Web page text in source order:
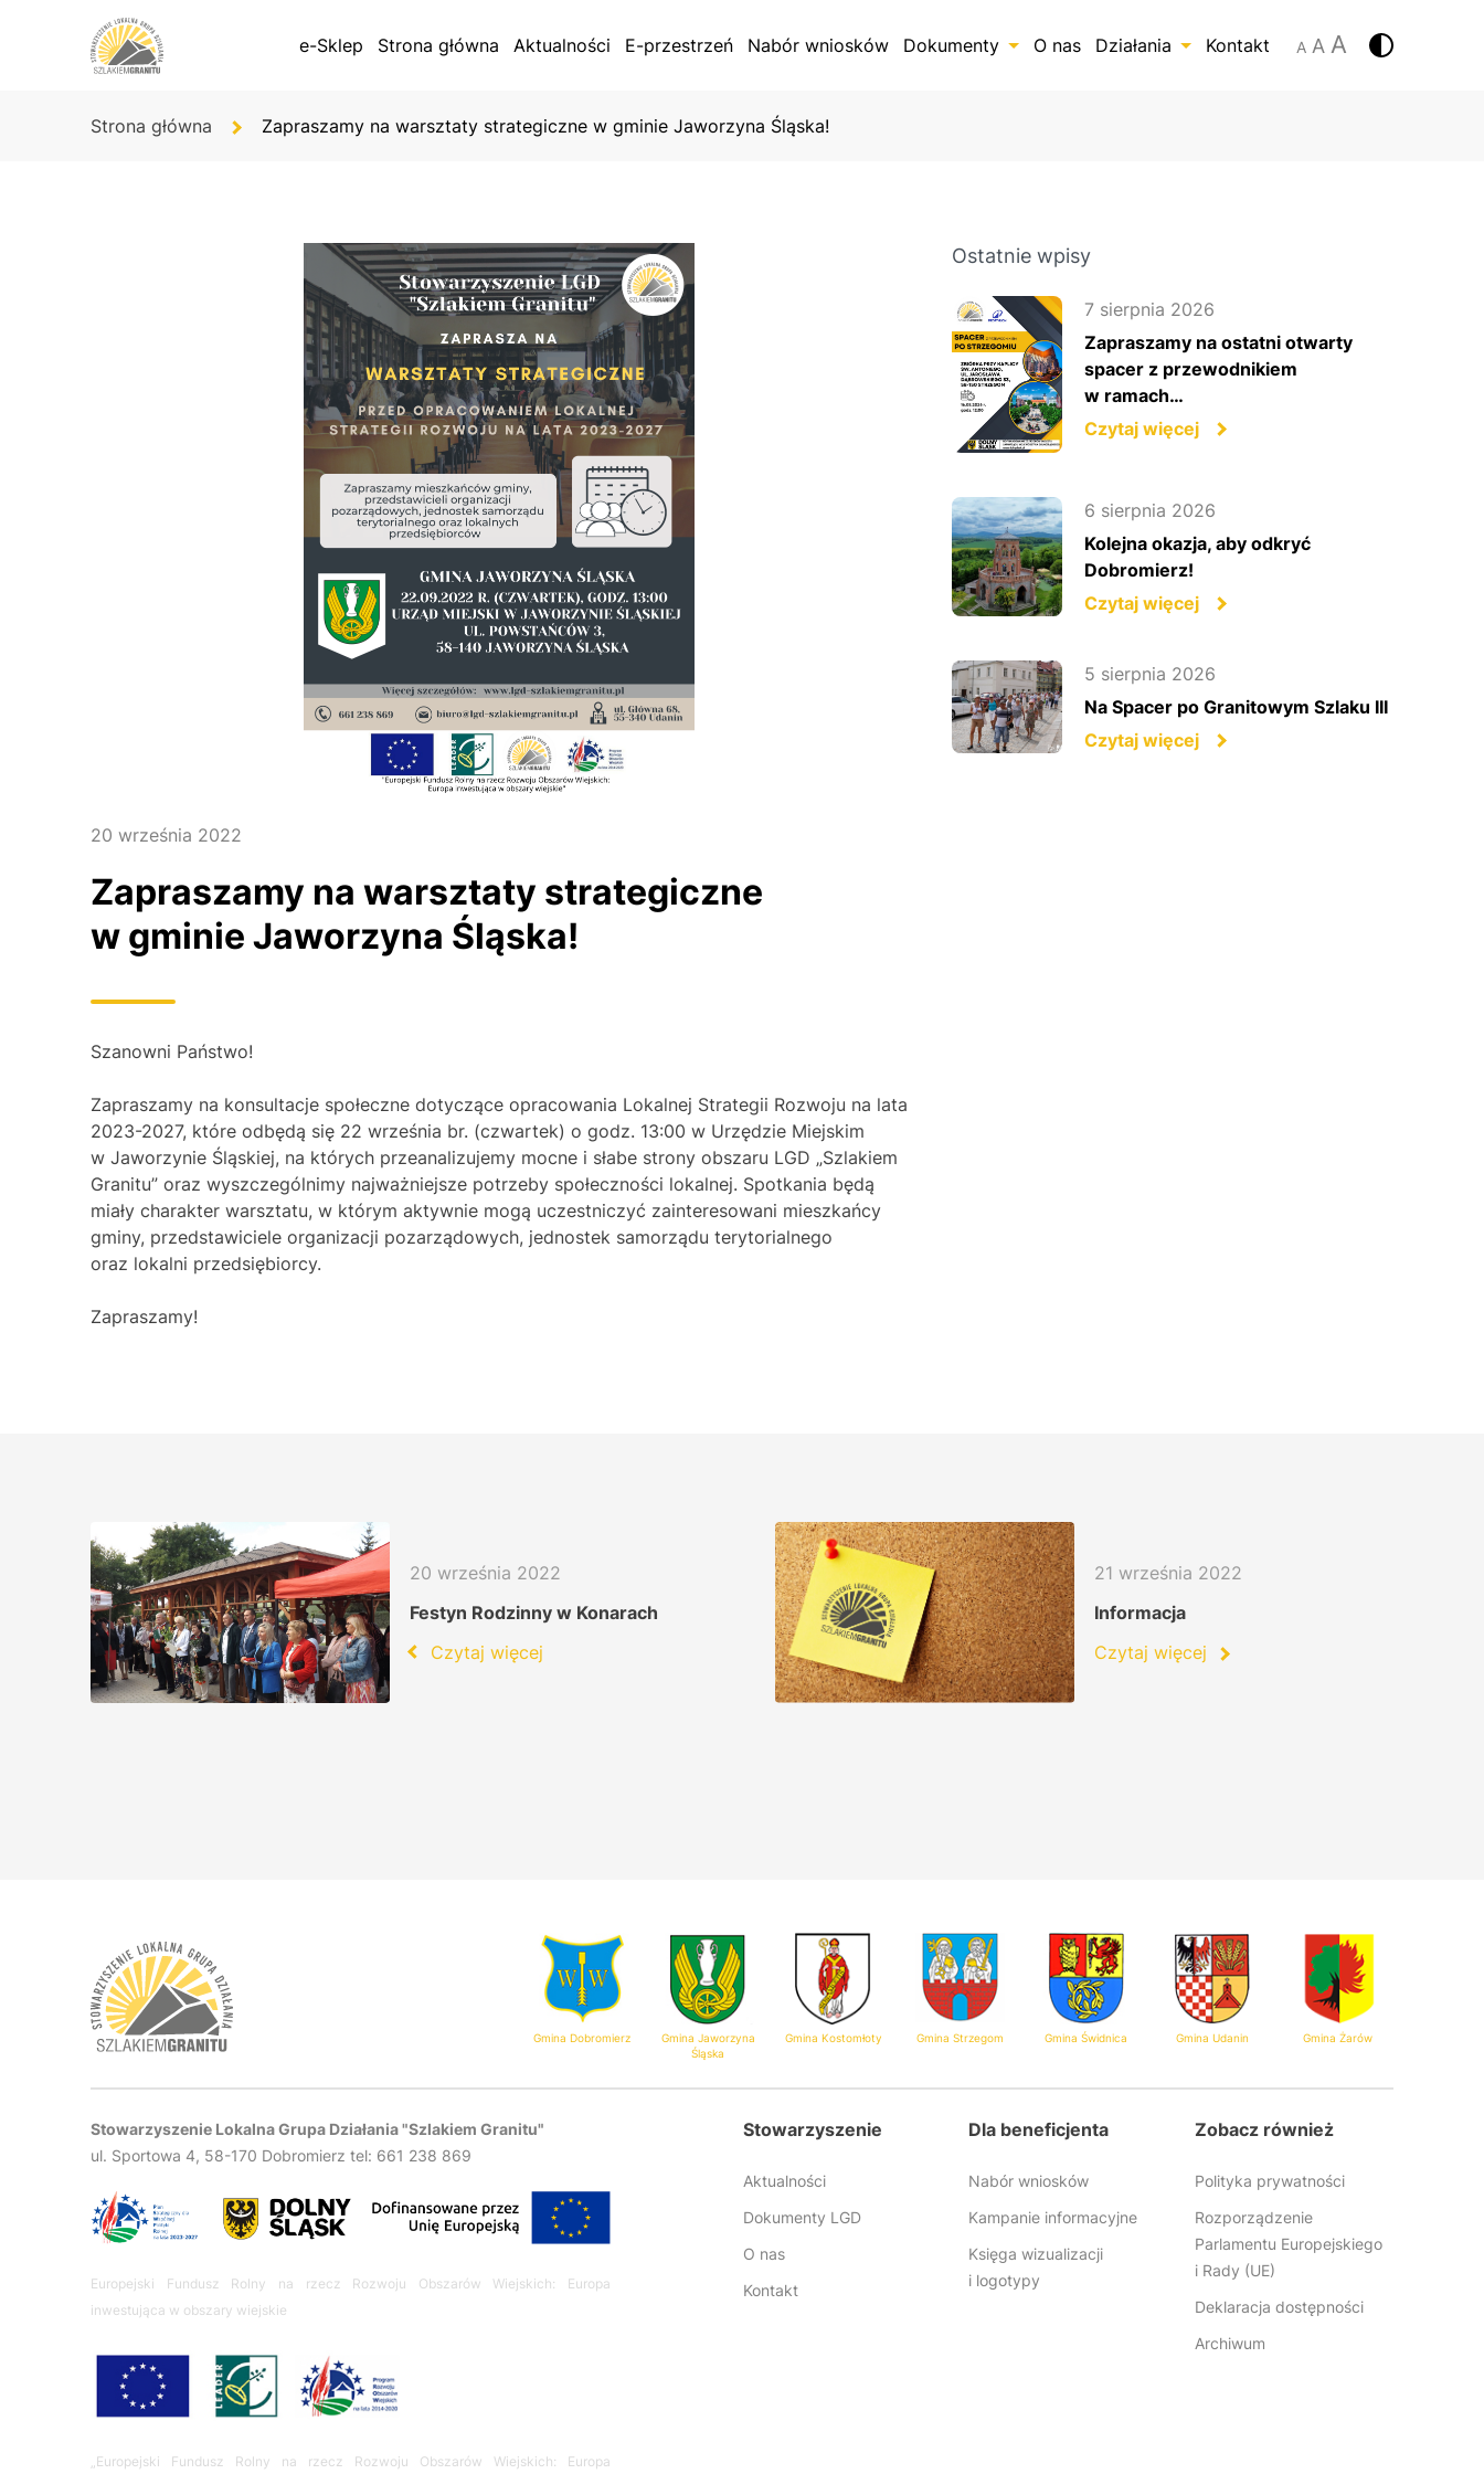
e-Sklep Strona główna Aktualności E-przestrzeń Nabór wniosków Dokumenty
Księga wizualizacji
Ewaluacja
O nas Działania Kontakt A A A
Strona główna Zapraszamy na warsztaty strategiczne w gminie Jaworzyna Śląska!
20 września 2022
Zapraszamy na warsztaty strategiczne
w gminie Jaworzyna Śląska!
Szanowni Państwo!
Zapraszamy na konsultacje społeczne dotyczące opracowania Lokalnej Strategii Rozwoju na lata
2023-2027, które odbędą się 22 września br. (czwartek) o godz. 13:00 w Urzędzie Miejskim
w Jaworzynie Śląskiej, na których przeanalizujemy mocne i słabe strony obszaru LGD „Szlakiem
Granitu” oraz wyszczególnimy najważniejsze potrzeby społeczności lokalnej. Spotkania będą
miały charakter warsztatu, w którym aktywnie mogą uczestniczyć zainteresowani mieszkańcy
gminy, przedstawiciele organizacji pozarządowych, jednostek samorządu terytorialnego
oraz lokalni przedsiębiorcy.
Zapraszamy!
Ostatnie wpisy
7 sierpnia 2026
Zapraszamy na ostatni otwarty
spacer z przewodnikiem
w ramach…
Czytaj więcej
6 sierpnia 2026
Kolejna okazja, aby odkryć
Dobromierz!
Czytaj więcej
5 sierpnia 2026
Na Spacer po Granitowym Szlaku III
Czytaj więcej
20 września 2022
Festyn Rodzinny w Konarach
Czytaj więcej
21 września 2022
Informacja
Czytaj więcej
Gmina Dobromierz
Gmina Jaworzyna
Śląska
Gmina Kostomłoty Gmina Strzegom Gmina Świdnica Gmina Udanin Gmina Żarów
Stowarzyszenie Lokalna Grupa Działania "Szlakiem Granitu"
ul. Sportowa 4, 58-170 Dobromierz tel: 661 238 869
Europejski Fundusz Rolny na rzecz Rozwoju Obszarów Wiejskich: Europa
inwestująca w obszary wiejskie
„Europejski Fundusz Rolny na rzecz Rozwoju Obszarów Wiejskich: Europa
Stowarzyszenie
Aktualności
Dokumenty LGD
O nas
Kontakt
Dla beneficjenta
Nabór wniosków
Kampanie informacyjne
Księga wizualizacji
i logotypy
Zobacz również
Polityka prywatności
Rozporządzenie
Parlamentu Europejskiego
i Rady (UE)
Deklaracja dostępności
Archiwum